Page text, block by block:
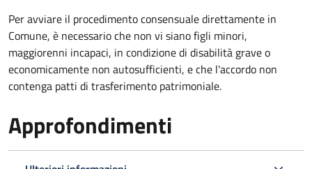
Per avviare il procedimento consensuale direttamente in
Comune, è necessario che non vi siano figli minori,
maggiorenni incapaci, in condizione di disabilità grave o
economicamente non autosufficienti, e che l'accordo non
contenga patti di trasferimento patrimoniale.
Approfondimenti